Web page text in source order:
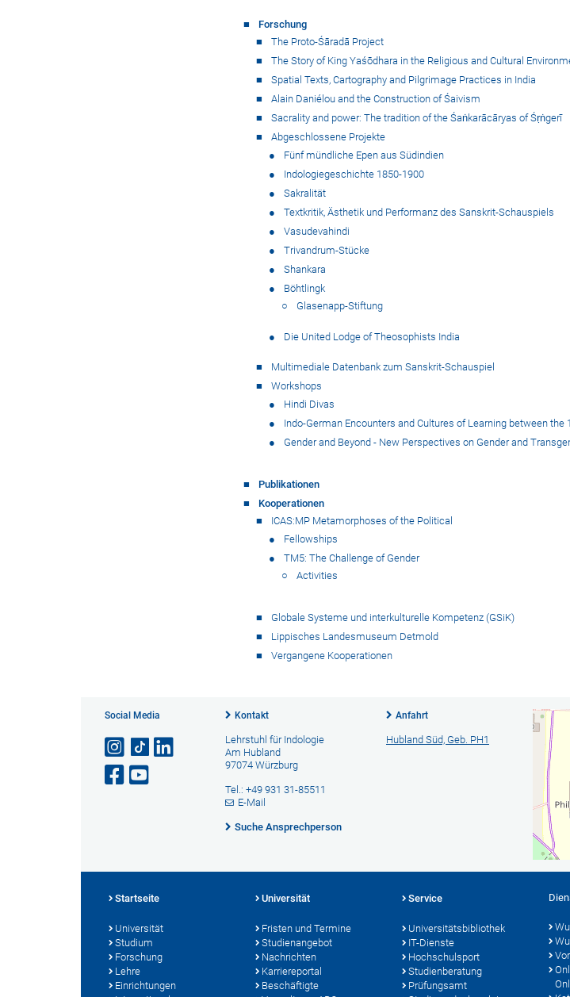
Forschung
The Proto-Śāradā Project
The Story of King Yaśōdhara in the Religious and Cultural
Spatial Texts, Cartography and Pilgrimage Practices in India
Alain Daniélou and the Construction of Śaivism
Sacrality and power: The tradition of the Śaṅkarācāryas of Śṛṅgerī
Abgeschlossene Projekte
Fünf mündliche Epen aus Südindien
Indologiegeschichte 1850-1900
Sakralität
Textkritik, Ästhetik und Performanz des Sanskrit-Schauspiels
Vasudevahindi
Trivandrum-Stücke
Shankara
Böhtlingk
Glasenapp-Stiftung
Die United Lodge of Theosophists India
Multimediale Datenbank zum Sanskrit-Schauspiel
Workshops
Hindi Divas
Indo-German Encounters and Cultures of Learning between
Gender and Beyond - New Perspectives on Gender and
Publikationen
Kooperationen
ICAS:MP Metamorphoses of the Political
Fellowships
TM5: The Challenge of Gender
Activities
Globale Systeme und interkulturelle Kompetenz (GSiK)
Lippisches Landesmuseum Detmold
Vergangene Kooperationen
Social Media Kontakt
Lehrstuhl für Indologie
Am Hubland
97074 Würzburg
Tel.: +49 931 31-85511
E-Mail
Suche Ansprechperson
Anfahrt
Hubland Süd, Geb. PH1
Startseite
Universität
Studium
Forschung
Lehre
Einrichtungen
Universität
Fristen und Termine
Studienangebot
Nachrichten
Karriereportal
Beschäftigte
Service
Universitätsbibliothek
IT-Dienste
Hochschulsport
Studienberatung
Prüfungsamt